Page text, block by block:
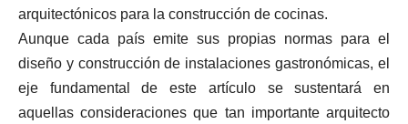
arquitectónicos para la construcción de cocinas.
Aunque cada país emite sus propias normas para el
diseño y construcción de instalaciones gastronómicas, el
eje fundamental de este artículo se sustentará en
aquellas consideraciones que tan importante arquitecto